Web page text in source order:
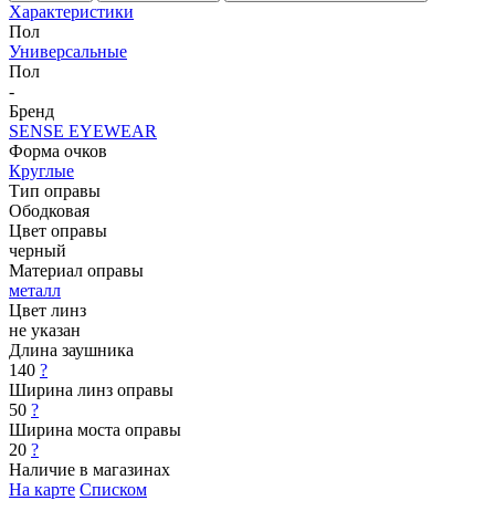
Характеристики
Пол
Универсальные
Пол
-
Бренд
SENSE EYEWEAR
Форма очков
Круглые
Тип оправы
Ободковая
Цвет оправы
черный
Материал оправы
металл
Цвет линз
не указан
Длина заушника
140 ?
Ширина линз оправы
50 ?
Ширина моста оправы
20 ?
Наличие в магазинах
На карте Списком